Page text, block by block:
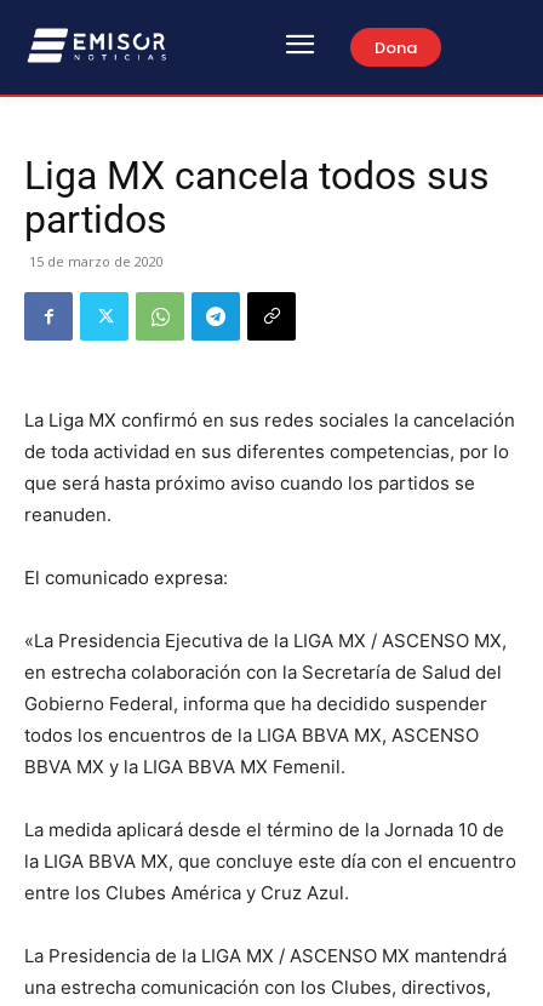
Dona
Liga MX cancela todos sus
partidos
15 de marzo de 2020
La Liga MX confirmó en sus redes sociales la cancelación
de toda actividad en sus diferentes competencias, por lo
que será hasta próximo aviso cuando los partidos se
reanuden.
El comunicado expresa:
«La Presidencia Ejecutiva de la LIGA MX / ASCENSO MX,
en estrecha colaboración con la Secretaría de Salud del
Gobierno Federal, informa que ha decidido suspender
todos los encuentros de la LIGA BBVA MX, ASCENSO
BBVA MX y la LIGA BBVA MX Femenil.
La medida aplicará desde el término de la Jornada 10 de
la LIGA BBVA MX, que concluye este día con el encuentro
entre los Clubes América y Cruz Azul.
La Presidencia de la LIGA MX / ASCENSO MX mantendrá
una estrecha comunicación con los Clubes, directivos,